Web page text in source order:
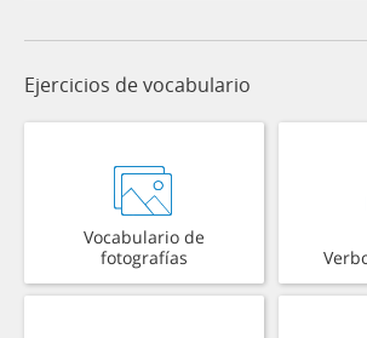
Ejercicios de vocabulario
Vocabulario de
fotografías